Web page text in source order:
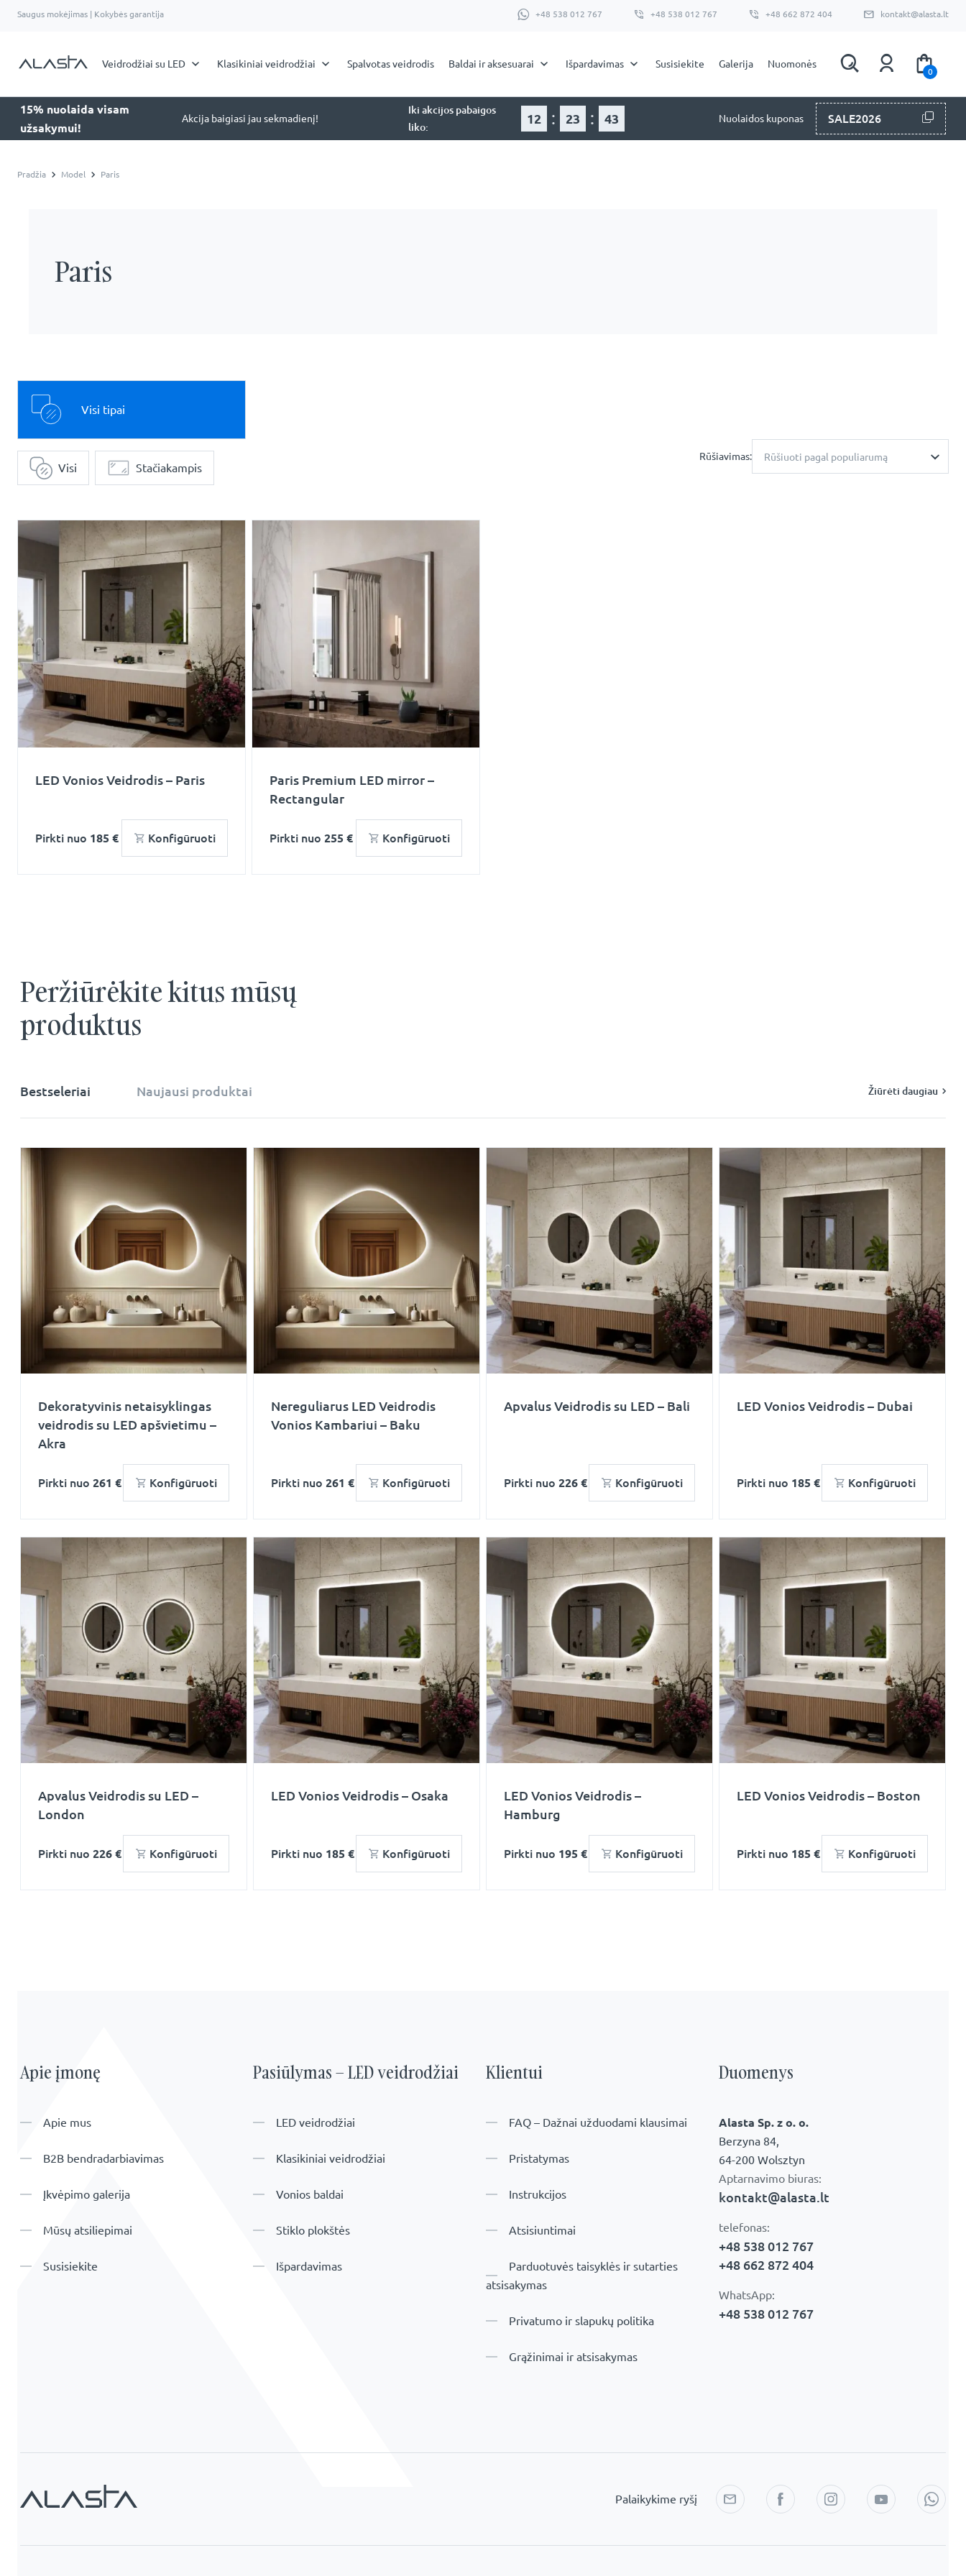
Saugus mokėjimas | Kokybės garantija +48 538 012 767 +48 538 012 767 +48 662 872 404 kontakt@alasta.lt
Veidrodžiai su LED Klasikiniai veidrodžiai Spalvotas veidrodis Baldai ir aksesuarai Išpardavimas Susisiekite Galerija Nuomonės
0
15% nuolaida visam
užsakymui!
Akcija baigiasi jau sekmadienį!
Iki akcijos pabaigos
liko:
12 : 23 : 42 Nuolaidos kuponas SALE2026
Pradžia Model Paris
Paris
Visi tipai
Visi Stačiakampis
Rūšiavimas: Rūšiuoti pagal populiarumą
LED Vonios Veidrodis – Paris
Pirkti nuo 185 € Konfigūruoti
Paris Premium LED mirror –
Rectangular
Pirkti nuo 255 € Konfigūruoti
Peržiūrėkite kitus mūsų
produktus
Bestseleriai Naujausi produktai Žiūrėti daugiau
Dekoratyvinis netaisyklingas
veidrodis su LED apšvietimu –
Akra
Pirkti nuo 261 € Konfigūruoti
Nereguliarus LED Veidrodis
Vonios Kambariui – Baku
Pirkti nuo 261 € Konfigūruoti
Apvalus Veidrodis su LED – Bali
Pirkti nuo 226 € Konfigūruoti
LED Vonios Veidrodis – Dubai
Pirkti nuo 185 € Konfigūruoti
Apvalus Veidrodis su LED –
London
Pirkti nuo 226 € Konfigūruoti
LED Vonios Veidrodis – Osaka
Pirkti nuo 185 € Konfigūruoti
LED Vonios Veidrodis –
Hamburg
Pirkti nuo 195 € Konfigūruoti
LED Vonios Veidrodis – Boston
Pirkti nuo 185 € Konfigūruoti
Apie įmonę
Apie mus
B2B bendradarbiavimas
Įkvėpimo galerija
Mūsų atsiliepimai
Susisiekite
Pasiūlymas – LED veidrodžiai
LED veidrodžiai
Klasikiniai veidrodžiai
Vonios baldai
Stiklo plokštės
Išpardavimas
Klientui
FAQ – Dažnai užduodami klausimai
Pristatymas
Instrukcijos
Atsisiuntimai
Parduotuvės taisyklės ir sutarties
atsisakymas
Privatumo ir slapukų politika
Grąžinimai ir atsisakymas
Duomenys
Alasta Sp. z o. o.
Berzyna 84,
64-200 Wolsztyn
Aptarnavimo biuras:
kontakt@alasta.lt
telefonas:
+48 538 012 767
+48 662 872 404
WhatsApp:
+48 538 012 767
Palaikykime ryšį